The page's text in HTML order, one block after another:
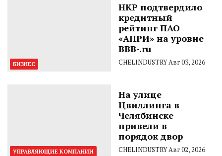
БИЗНЕС
НКР подтвердило
кредитный
рейтинг ПАО
«АПРИ» на уровне
BBB-.ru
CHELINDUSTRYАвг 03, 2026
УПРАВЛЯЮЩИЕ КОМПАНИИ
На улице
Цвиллинга в
Челябинске
привели в
порядок двор
CHELINDUSTRYАвг 02, 2026